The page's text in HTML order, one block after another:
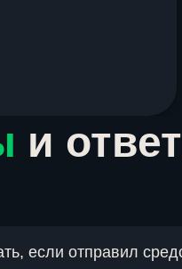
и
если отправил